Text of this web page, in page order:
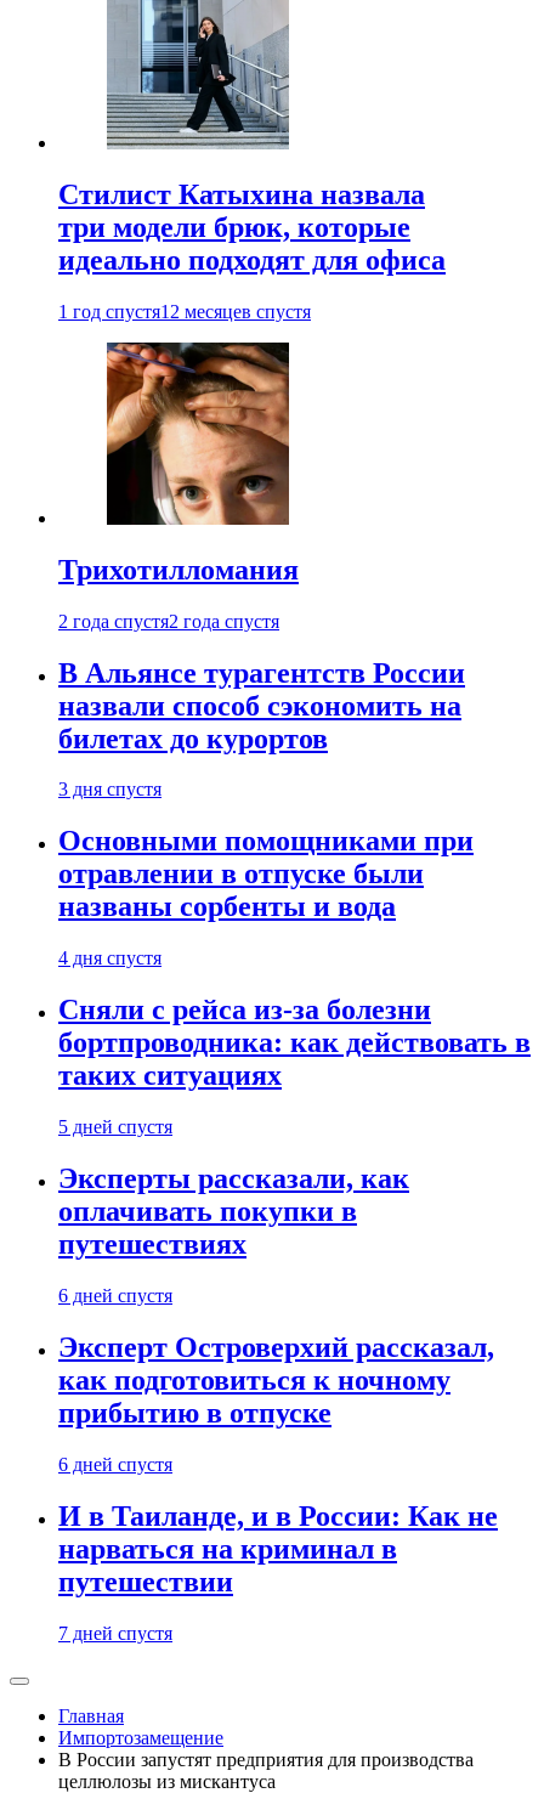
Стилист Катыхина назвала
три модели брюк, которые
идеально подходят для офиса
1 год спустя12 месяцев спустя
Трихотилломания
2 года спустя2 года спустя
В Альянсе турагентств России
назвали способ сэкономить на
билетах до курортов
3 дня спустя
Основными помощниками при
отравлении в отпуске были
названы сорбенты и вода
4 дня спустя
Сняли с рейса из-за болезни
бортпроводника: как действовать в
таких ситуациях
5 дней спустя
Эксперты рассказали, как
оплачивать покупки в
путешествиях
6 дней спустя
Эксперт Островерхий рассказал,
как подготовиться к ночному
прибытию в отпуске
6 дней спустя
И в Таиланде, и в России: Как не
нарваться на криминал в
путешествии
7 дней спустя
Главная
Импортозамещение
В России запустят предприятия для производства
целлюлозы из мискантуса